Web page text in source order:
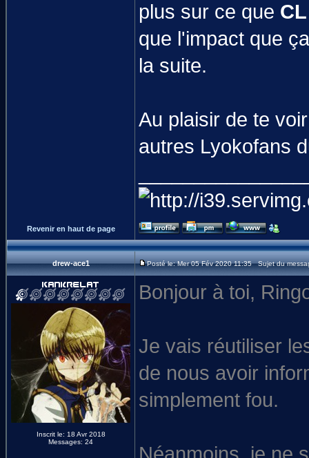
plus sur ce que CL
que l'impact que
la suite.
Au plaisir de te
autres Lyokofans
Revenir en haut de page
drew-ace1 Posté le: Mer 05 Fév 2020 11:35 Sujet du
Inscrit le: 18 Avr 2018
Messages: 24
Bonjour à toi,
Je vais réutiliser
de nous avoir
simplement fou.